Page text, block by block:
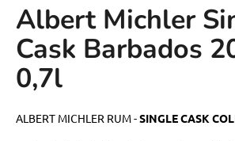
produktu
je
0,0
z
5
hvězdiček.
Albert Michler
Cask Barbados
0,7l
ALBERT MICHLER RUM -SINGLE CASK
o
p
o
r
u
u